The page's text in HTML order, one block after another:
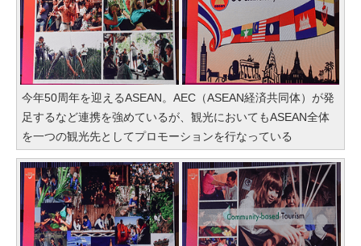
今年50周年を迎えるASEAN。AEC（ASEAN経済共同体）が発
足するなど連携を強めているが、観光においてもASEAN全体
を一つの観光先としてプロモーションを行なっている